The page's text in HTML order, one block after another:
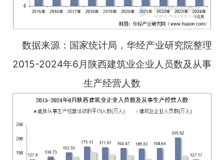
数据来源：国家统计局，华经产业研究院整理
2015-2024年6月陕西建筑业企业人员数及从事
生产经营人数